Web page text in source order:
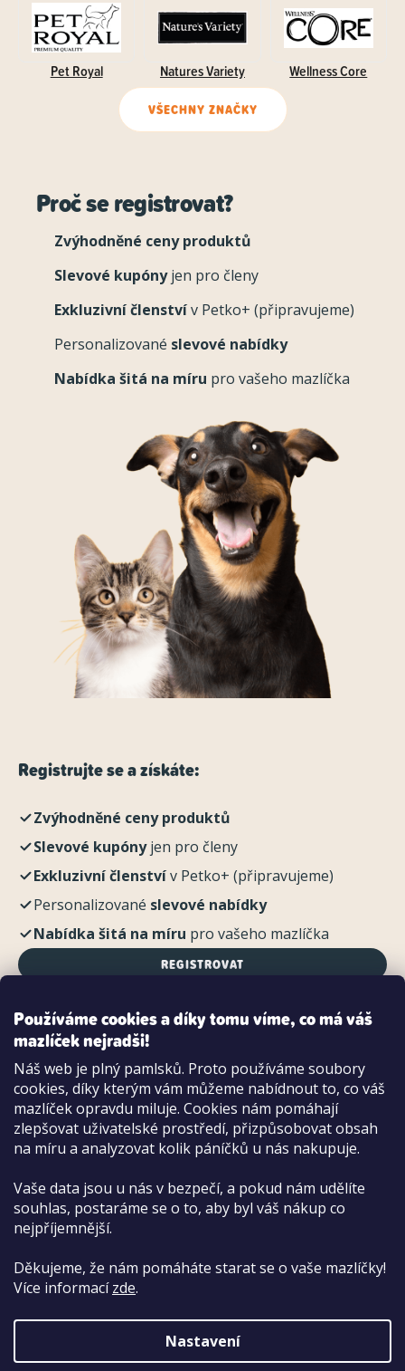
Používáme cookies a díky tomu víme, co má váš
mazlíček nejradši!
Náš web je plný pamlsků. Proto používáme soubory
cookies, díky kterým vám můžeme nabídnout to, co váš
mazlíček opravdu miluje. Cookies nám pomáhají
zlepšovat uživatelské prostředí, přizpůsobovat obsah
na míru a analyzovat kolik páníčků u nás nakupuje.
Vaše data jsou u nás v bezpečí, a pokud nám udělíte
souhlas, postaráme se o to, aby byl váš nákup co
nejpříjemnější.
Děkujeme, že nám pomáháte starat se o vaše mazlíčky!
Více informacízde.
Nastavení
Pet Royal Natures Variety Wellness Core
VŠECHNY ZNAČKY
Proč se registrovat?
Zvýhodněné ceny produktů
Slevové kupónyjen pro členy
Exkluzivní členstvív Petko+ (připravujeme)
Personalizované slevové nabídky
Nabídka šitá na míru pro vašeho mazlíčka
Registrujte se a získáte:
Zvýhodněné ceny produktů
Slevové kupónyjen pro členy
Exkluzivní členstvív Petko+ (připravujeme)
Personalizované slevové nabídky
Nabídka šitá na míru pro vašeho mazlíčka
REGISTROVAT
Možnosti platby:
Dobírkou
Hotově i kartou na pobočce